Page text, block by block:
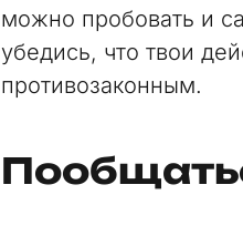
можно пробовать и
убедись, что твои
противозаконным.